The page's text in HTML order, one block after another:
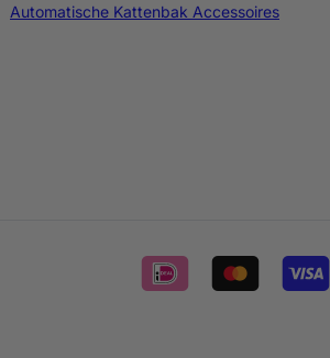
Automatische Kattenbak Accessoires